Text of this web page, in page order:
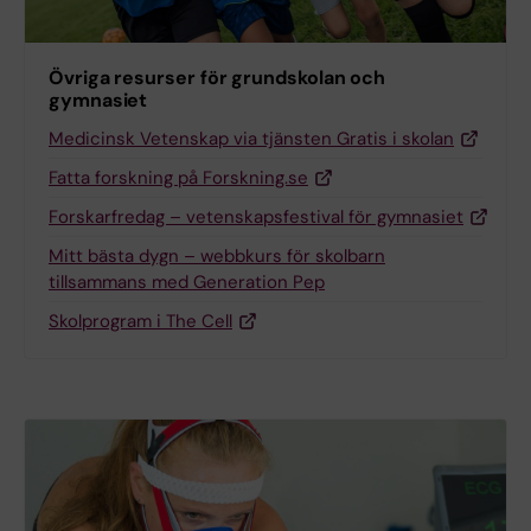
Övriga resurser för grundskolan och
gymnasiet
Medicinsk Vetenskap via tjänsten Gratis i skolan
Fatta forskning på Forskning.se
Forskarfredag – vetenskapsfestival för gymnasiet
Mitt bästa dygn – webbkurs för skolbarn
tillsammans med Generation Pep
Skolprogram i The Cell